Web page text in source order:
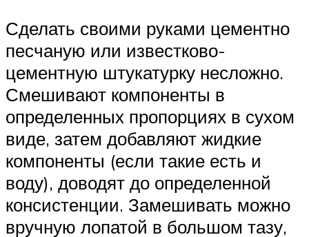
Сделать своими руками цементно
песчаную или известково-
цементную штукатурку несложно.
Смешивают компоненты в
определенных пропорциях в сухом
виде, затем добавляют жидкие
компоненты (если такие есть и
воду), доводят до определенной
консистенции. Замешивать можно
вручную лопатой в большом тазу,